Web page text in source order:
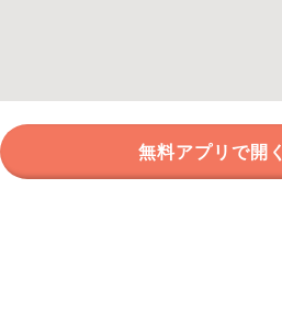
無料アプリで開く